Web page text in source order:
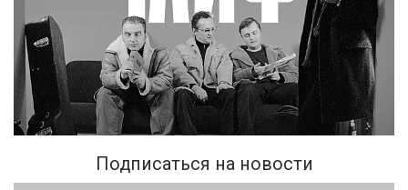
Подписаться на новости